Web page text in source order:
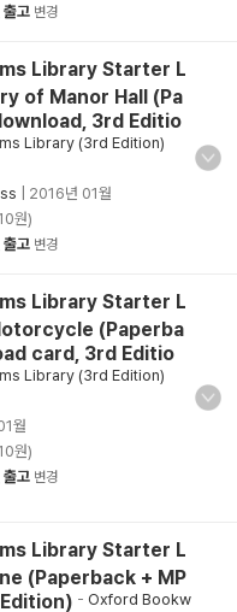
고 변경
Library Starter L
of Manor Hall (Pa
3rd Editio
Library (3rd Edition)
2016년 01월
원)
고 변경
Library Starter L
(Paperba
card, 3rd Editio
Library (3rd Edition)
월
원)
고 변경
Library Starter L
(Paperback + MP
- Oxford Bookw